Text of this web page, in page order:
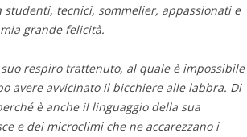
studenti, tecnici, sommelier, appassionati e
grande felicità.
respiro trattenuto, al quale è impossibile
avere avvicinato il bicchiere alle labbra. Di
è anche il linguaggio della sua
e dei microclimi che ne accarezzano i